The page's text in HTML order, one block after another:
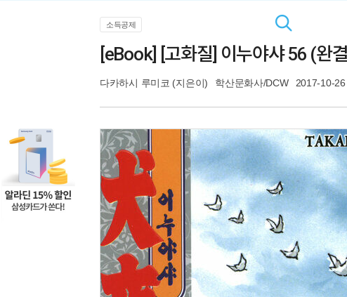
소득공제
[eBook] [고화질] 이누야샤 56 (완
다카하시 루미코 (지은이) 학산문화사/DCW 2017-10-26